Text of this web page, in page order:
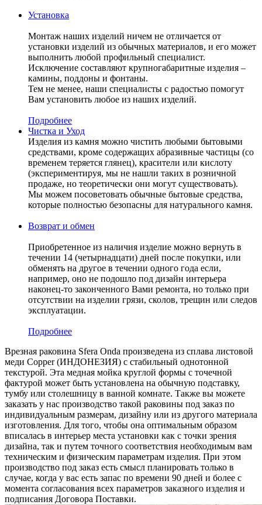
Установка
Монтаж наших изделий ничем не отличается от
установки изделий из обычных материалов, и его может
выполнить любой профильный специалист.
Исключение составляют крупногабаритные изделия –
камины, поддоны и фонтаны.
Тем не менее, наши специалисты с радостью помогут
Вам установить любое из наших изделий.
Подробнее
Чистка и Уход
Изделия из камня можно чистить любыми бытовыми
средствами, кроме содержащих абразивные частицы (со
временем теряется глянец), красители или кислоту
(экспериментируя, мы не нашли таких в розничной
продаже, но теоретически они могут существовать).
Мы можем посоветовать обычные бытовые средства,
которые полностью безопасны для натурального камня.
Возврат и обмен
Приобретенное из наличия изделие можно вернуть в
течении 14 (четырнадцати) дней после покупки, или
обменять на другое в течении одного года если,
например, оно не подошло под дизайн интерьера
наконец-то законченного Вами ремонта, но только при
отсутствии на изделии грязи, сколов, трещин или следов
эксплуатации.
Подробнее
Врезная раковина Sfera Onda произведена из сплава листовой
меди Copper (ИНДОНЕЗИЯ) c стабильный однотонной
текстурой. Эта медная мойка круглой формы с точечной
фактурой может быть установлена на обычную подставку,
тумбу или столешницу в ванной комнате. Также вы можете
заказать у нас производство такой раковины под заказ по
индивидуальным размерам, дизайну или из другого материала
изготовления. Для того, чтобы она оптимальным образом
вписалась в интерьер места установки как с точки зрения
дизайна, так и путем точного соответствия необходимым вам
техническим и физическим параметрам изделия. При этом
производство под заказ есть смысл планировать только в
случае, когда у вас есть запас по времени 90 дней и более с
момента согласования всех параметров заказного изделия и
подписания Договора Поставки.